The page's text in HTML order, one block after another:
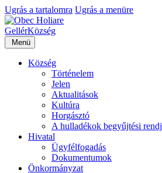
Ugrás a tartalomra Ugrás a menüre
GellérKözség
Menü
Község
Történelem
Jelen
Aktualitások
Kultúra
Horgásztó
A hulladékok begyűjtési
Hivatal
Ügyfélfogadás
Dokumentumok
Önkormányzat